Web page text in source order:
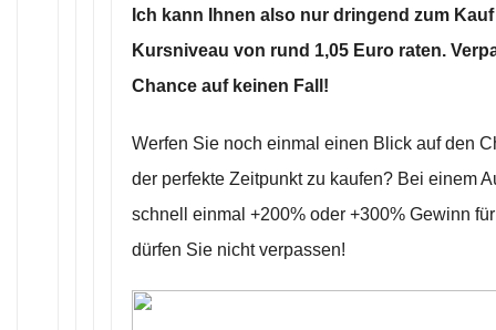
Ich kann Ihnen also nur dringend zum
Kursniveau von rund 1,05 Euro raten.
Chance auf keinen Fall!
Werfen Sie noch einmal einen Blick auf den
der perfekte Zeitpunkt zu kaufen? Bei einem
schnell einmal +200% oder +300% Gewinn
dürfen Sie nicht verpassen!